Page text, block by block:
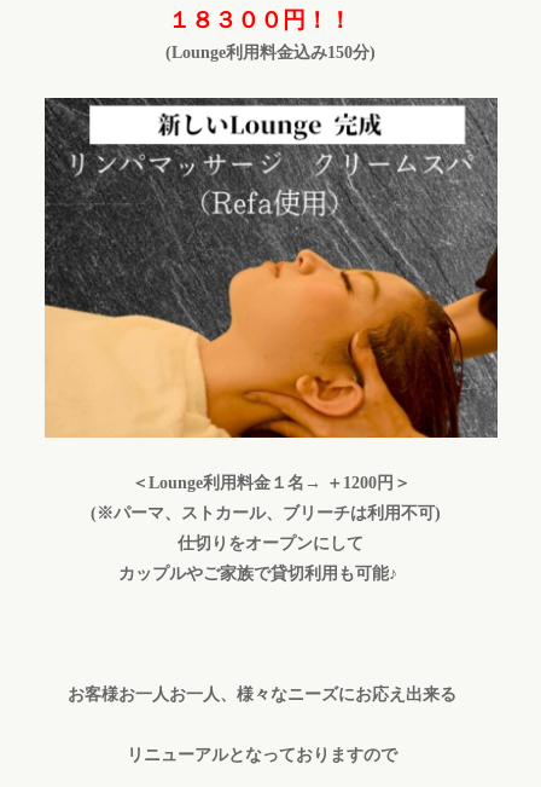
１８３００円！！
(Lounge利用料金込み150分)
＜Lounge利用料金１名→ ＋1200円＞
(※パーマ、ストカール、ブリーチは利用不可)
仕切りをオープンにして
カップルやご家族で貸切利用も可能♪
お客様お一人お一人、 様々なニーズにお応え出来る
リニューアルとなっておりますので